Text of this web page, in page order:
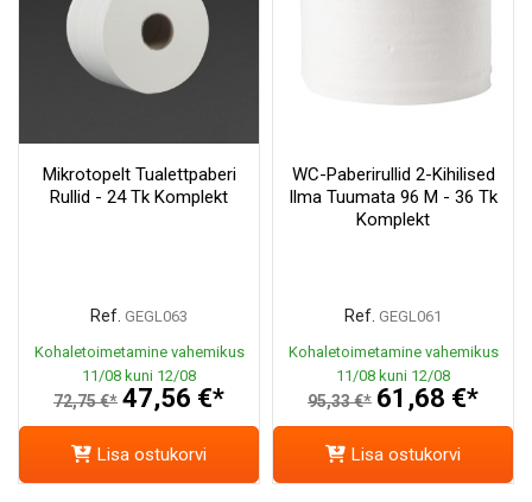
Mikrotopelt Tualettpaberi
Rullid - 24 Tk Komplekt
Ref. GEGL063
Kohaletoimetamine vahemikus
11/08 kuni 12/08
72,75 €* 47,56 €*
Lisa ostukorvi
WC-Paberirullid 2-Kihilised
Ilma Tuumata 96 M - 36 Tk
Komplekt
Ref. GEGL061
Kohaletoimetamine vahemikus
11/08 kuni 12/08
95,33 €* 61,68 €*
Lisa ostukorvi